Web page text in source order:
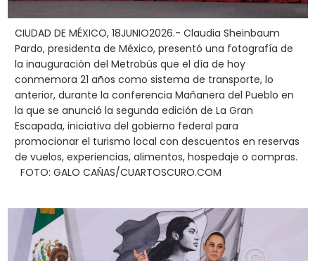
CIUDAD DE MÉXICO, 18JUNIO2026.- Claudia Sheinbaum
Pardo, presidenta de México, presentó una fotografía de
la inauguración del Metrobús que el día de hoy
conmemora 21 años como sistema de transporte, lo
anterior, durante la conferencia Mañanera del Pueblo en
la que se anunció la segunda edición de La Gran
Escapada, iniciativa del gobierno federal para
promocionar el turismo local con descuentos en reservas
de vuelos, experiencias, alimentos, hospedaje o compras.
FOTO: GALO CAÑAS/CUARTOSCURO.COM